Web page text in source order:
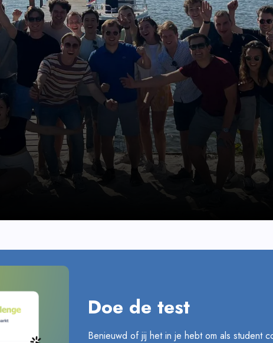
Doe de test
Benieuwd of jij het in je hebt om als student